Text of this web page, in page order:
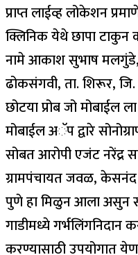
प्राप्त लाईव्ह लोकेशन
क्लिनिक येथे छापा टाकुन
नामे आकाश सुभाष मलगुंडे,
ढोकसंगवी, ता. शिरूर,
छोटया प्रोब जो
मोबाईल अॅप द्वारे
सोबत आरोपी एजंट नरेंद्र
ग्रामपंचायत जवळ, केसनंद
पुणे हा मिळुन आला असुन
गाडीमध्ये गर्भलिंगनिदान
करण्यासाठी उपयोगात